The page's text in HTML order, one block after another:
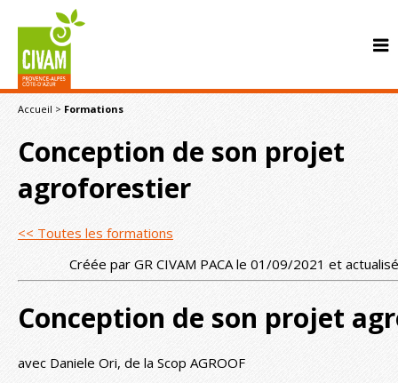
Accueil > Formations
Conception de son projet
agroforestier
<< Toutes les formations
Créée par GR CIVAM PACA le 01/09/2021 et
Conception de son projet
avec Daniele Ori, de la Scop AGROOF